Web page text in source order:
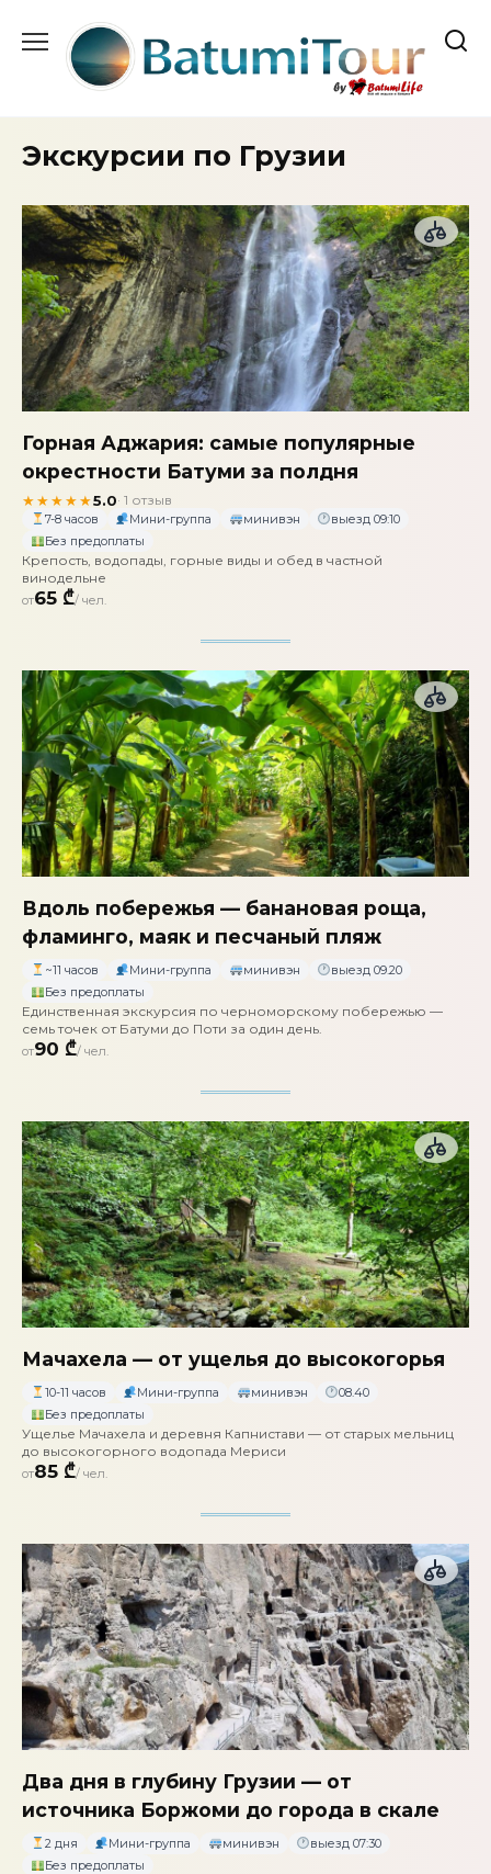
содержанию
Экскурсии по Грузии
Горная Аджария: самые популярные
окрестности Батуми за полдня
★★★★★5.0· 1 отзыв
7-8 часов Мини-группа минивэн
выезд 09:10
Без предоплаты
Крепость, водопады, горные виды и обед в частной
винодельне
от65 ₾/ чел.
Вдоль побережья — банановая роща,
фламинго, маяк и песчаный пляж
~11 часов Мини-группа минивэн
выезд 09.20
Без предоплаты
Единственная экскурсия по черноморскому побережью —
семь точек от Батуми до Поти за один день.
от90 ₾/ чел.
Мачахела — от ущелья до высокогорья
10-11 часов Мини-группа минивэн
08.40
Без предоплаты
Ущелье Мачахела и деревня Капнистави — от старых мельниц
до высокогорного водопада Мериси
от85 ₾/ чел.
Два дня в глубину Грузии — от
источника Боржоми до города в скале
2 дня Мини-группа минивэн
выезд 07:30
Без предоплаты